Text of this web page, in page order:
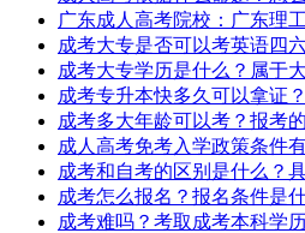
广东成人高考院校：广东理
成考大专是否可以考英语四
成考大专学历是什么？属于
成考专升本快多久可以拿证
成考多大年龄可以考？报考
成人高考免考入学政策条件
成考和自考的区别是什么？
成考怎么报名？报名条件是
成考难吗？考取成考本科学